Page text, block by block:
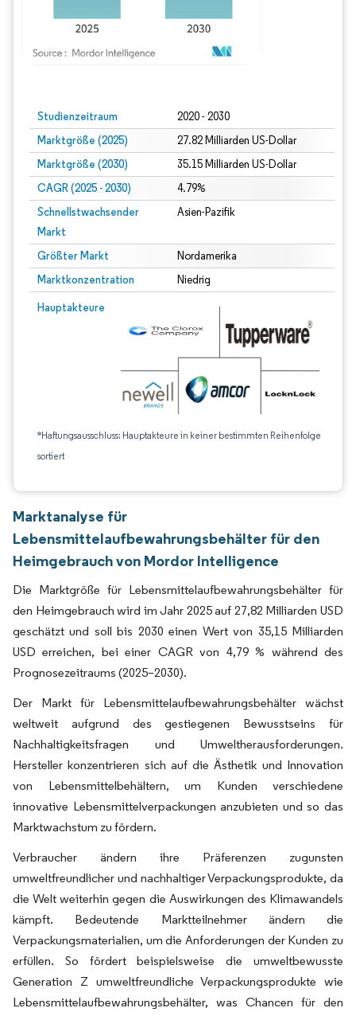
Studienzeitraum 2020 - 2030
Marktgröße (2025) 27.82 Milliarden US-Dollar
Marktgröße (2030) 35.15 Milliarden US-Dollar
CAGR (2025 - 2030) 4.79%
Schnellstwachsender
Markt
Asien-Pazifik
Größter Markt Nordamerika
Marktkonzentration Niedrig
Hauptakteure
*Haftungsausschluss: Hauptakteure in keiner bestimmten Reihenfolge
sortiert
Marktanalyse für
Lebensmittelaufbewahrungsbehälter für den
Heimgebrauch von Mordor Intelligence
Die Marktgröße für Lebensmittelaufbewahrungsbehälter für
den Heimgebrauch wird im Jahr 2025 auf 27,82 Milliarden USD
geschätzt und soll bis 2030 einen Wert von 35,15 Milliarden
USD erreichen, bei einer CAGR von 4,79 % während des
Prognosezeitraums (2025–2030).
Der Markt für Lebensmittelaufbewahrungsbehälter wächst
weltweit aufgrund des gestiegenen Bewusstseins für
Nachhaltigkeitsfragen und Umweltherausforderungen.
Hersteller konzentrieren sich auf die Ästhetik und Innovation
von Lebensmittelbehältern, um Kunden verschiedene
innovative Lebensmittelverpackungen anzubieten und so das
Marktwachstum zu fördern.
Verbraucher ändern ihre Präferenzen zugunsten
umweltfreundlicher und nachhaltiger Verpackungsprodukte, da
die Welt weiterhin gegen die Auswirkungen des Klimawandels
kämpft. Bedeutende Marktteilnehmer ändern die
Verpackungsmaterialien, um die Anforderungen der Kunden zu
erfüllen. So fördert beispielsweise die umweltbewusste
Generation Z umweltfreundliche Verpackungsprodukte wie
Lebensmittelaufbewahrungsbehälter, was Chancen für den